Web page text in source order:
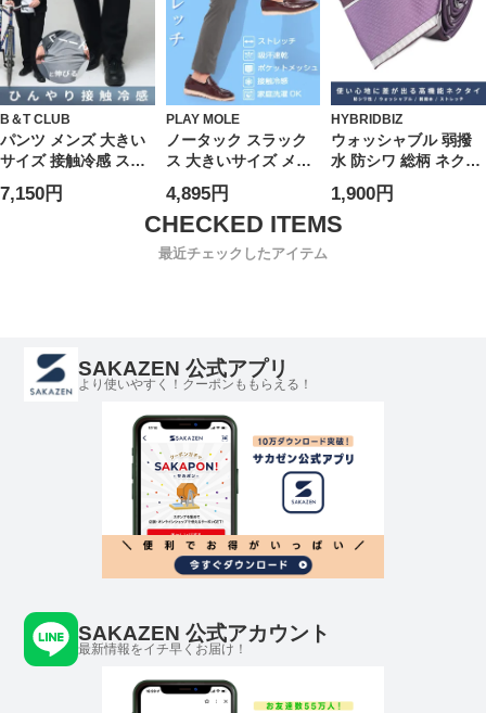
B＆T CLUB
パンツ メンズ 大きい
サイズ 接触冷感 スト
レッチ イージーケア
アクティブパンツ ボ
7,150円
PLAY MOLE
ノータック スラック
ス 大きいサイズ メン
ズ 春夏 涼感 プレミア
ムストレッチ 吸汗速
乾 接触冷感 ゴルフ メ
ッシュポケット 麻混
股ずれ防止 シック付
4,895円
HYBRIDBIZ
ウォッシャブル 弱撥
水 防シワ 総柄 ネクタ
イ HYBRIDBIZ ハイブ
リッドビズ 大きいサ
イズ メンズ
1,900円
最近チェックしたアイテム
SAKAZEN 公式アプリ
より使いやすく！クーポンももらえる！
SAKAZEN 公式アカウント
最新情報をイチ早くお届け！